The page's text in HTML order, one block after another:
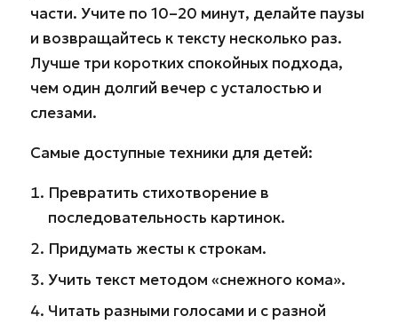
части. Учите по 10–20 минут, делайте паузы
и возвращайтесь к тексту несколько раз.
Лучше три коротких спокойных подхода,
чем один долгий вечер с усталостью и
слезами.
Самые доступные техники для детей:
Превратить стихотворение в
последовательность картинок.
Придумать жесты к строкам.
Учить текст методом «снежного кома».
Читать разными голосами и с разной